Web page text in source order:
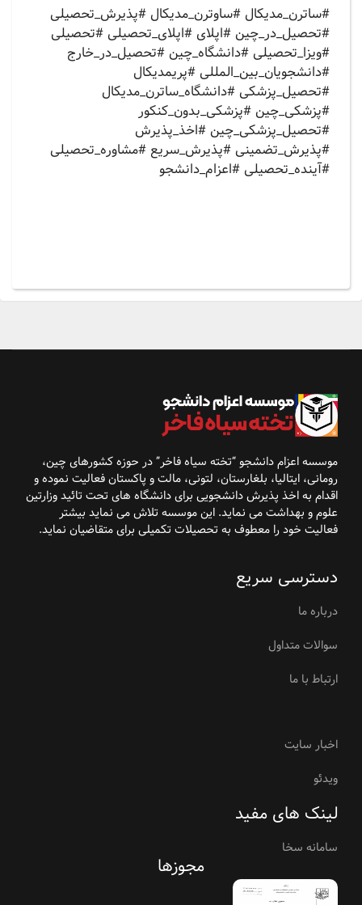
#ساترن_مدیکال #ساوترن_مدیکال #پذیرش_تحصیلی
#تحصیل_در_چین #اپلای #اپلای_تحصیلی #تحصیلی
#ویزا_تحصیلی #دانشگاه_چین #تحصیل_در_خارج
#دانشجویان_بین_المللی #پریمدیکال
#تحصیل_پزشکی #دانشگاه_ساترن_مدیکال
#پزشکی_چین #پزشکی_بدون_کنکور
#تحصیل_پزشکی_چین #اخذ_پذیرش
#پذیرش_تضمینی #پذیرش_سریع #مشاوره_تحصیلی
#آینده_تحصیلی #اعزام_دانشجو
موسسه اعزام دانشجو “تخته سیاه فاخر” در حوزه کشورهای چین،
رومانی، ایتالیا، بلغارستان، لتونی، مالت و پاکستان فعالیت نموده و
اقدام به اخذ پذیرشدانشجویی برای دانشگاه های تحت تائید وزارتین
علوم و بهداشت می نماید. این موسسه تلاش می نماید بیشتر
فعالیت خود را معطوف به تحصیلات تکمیلی برای متقاضیان نماید.
دسترسی سریع
درباره ما
سوالات متداول
ارتباط با ما
اخبار سایت
ویدئو
لینک های مفید
سامانه سخا
مجوزها